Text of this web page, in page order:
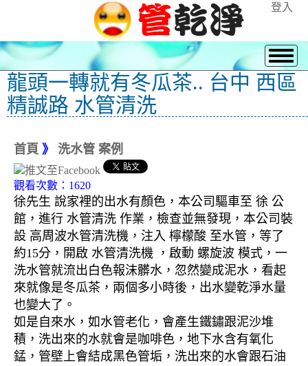
登入
龍頭一轉就有冬瓜茶.. 台中 西區
精誠路 水管清洗
首頁 》 洗水管 案例
觀看次數：1620
徐先生 說家裡的出水有顏色，本公司驅車至 徐 公
館，進行 水管清洗 作業，檢查並無發現，本公司裝
設 高周波水管清洗機，注入 檸檬酸 至水管，等了
約15分，開啟 水管清洗機 ，啟動 螺旋波 模式，一
洗水管就流出白色報沫髒水，忽然變成泥水，看起
來就像是冬瓜茶，兩個多小時後，出水變乾淨水量
也變大了。
如是自來水，如水管老化，會產生鐵鏽跟泥沙堆
積，洗出來的水就會是咖啡色，地下水含有氧化
錳，管壁上會結成黑色管垢，洗出來的水會跟石油